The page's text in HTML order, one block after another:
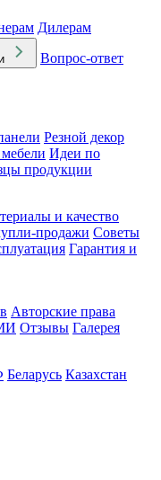
Дилерам
Вопрос-ответ
Резной декор
Идеи по
продукции
и качество
продажи Советы
Гарантия и
Авторские права
Отзывы Галерея
Беларусь Казахстан